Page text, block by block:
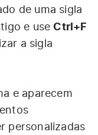
de uma sigla
e use Ctrl+F
a sigla
e aparecem
personalizadas